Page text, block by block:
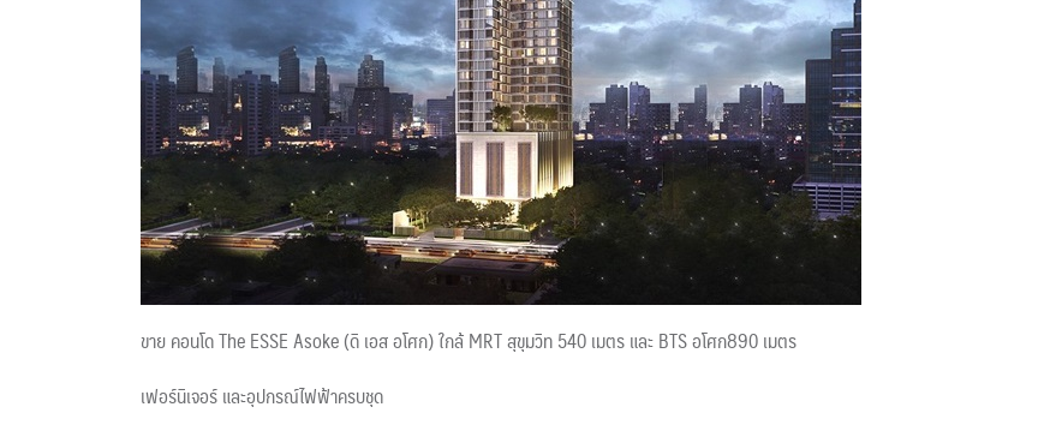
ขาย คอนโด The ESSE Asoke (ดิ เอส อโศก) ใกล้ MRT สุขุมวิท 540 เมตร และ BTS อโศก890 เมตร
เฟอร์นิเจอร์ และอุปกรณ์ไฟฟ้าครบชุด